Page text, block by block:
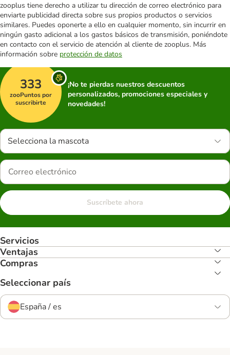
zooplus tiene derecho a utilizar tu dirección de correo electrónico para
enviarte publicidad directa sobre sus propios productos o servicios
similares. Puedes oponerte a ello en cualquier momento, sin incurrir en
ningún gasto adicional a los gastos básicos de transmisión, poniéndote
en contacto con el servicio de atención al cliente de zooplus. Más
información sobre protección de datos
333
zooPuntos por
suscribirte
¡No te pierdas nuestros descuentos
personalizados, promociones especiales y
novedades!
Selecciona la mascota
Suscríbete ahora
Servicios
Ventajas
Compras
Seleccionar país
España / es